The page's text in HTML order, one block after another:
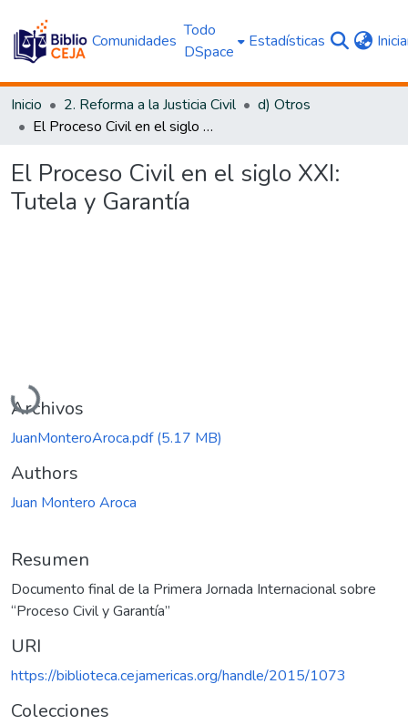
Comunidades
Todo
DSpace
Estadísticas
Inicio 2. Reforma a la Justicia Civil
d) Otros
El Proceso Civil en el siglo XXI: Tutela y Garantía
El Proceso Civil en el siglo XXI:
Tutela y Garantía
Cargando...
Archivos
JuanMonteroAroca.pdf(5.17 MB)
Authors
Juan Montero Aroca
Resumen
Documento final de la Primera Jornada Internacional sobre
“Proceso Civil y Garantía”
URI
https://biblioteca.cejamericas.org/handle/2015/1073
Colecciones